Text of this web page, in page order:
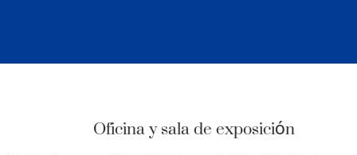
Oficina y sala de exposición